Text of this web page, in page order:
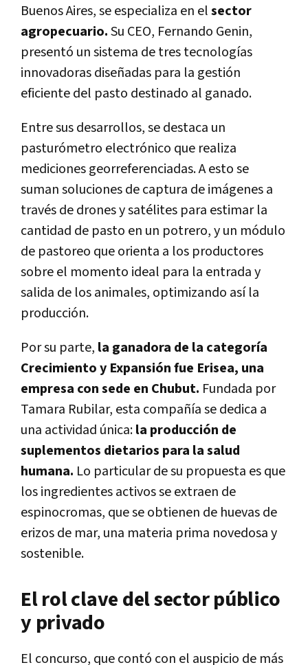
Buenos Aires, se especializa en elsector
agropecuario.Su CEO, Fernando Genin,
presentó un sistema de tres tecnologías
innovadoras diseñadas para la gestión
eficiente del pasto destinado al ganado.
Entre sus desarrollos, se destaca un
pasturómetro electrónico que realiza
mediciones georreferenciadas. A esto se
suman soluciones de captura de imágenes a
través de drones y satélites para estimar la
cantidad de pasto en un potrero, y un módulo
de pastoreo que orienta a los productores
sobre el momento ideal para la entrada y
salida de los animales, optimizando así la
producción.
Por su parte, la ganadora de la categoría
Crecimiento y Expansión fue Erisea, una
empresa con sede en Chubut. Fundada por
Tamara Rubilar, esta compañía se dedica a
una actividad única:la producción de
suplementos dietarios para la salud
humana. Lo particular de su propuesta es que
los ingredientes activos se extraen de
espinocromas, que se obtienen de huevas de
erizos de mar, una materia prima novedosa y
sostenible.
El rol clave del sector público
y privado
El concurso, que contó con el auspicio de más